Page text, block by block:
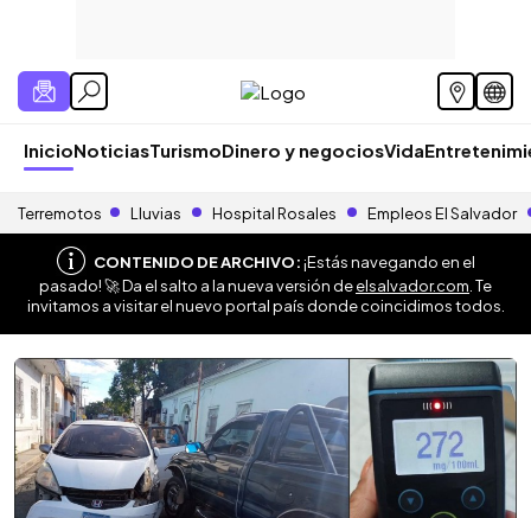
InicioNoticiasTurismoDinero y negociosVida
Terremotos Lluvias Hospital Rosales Empleos El Salvador
CONTENIDO DE ARCHIVO:¡Estás navegando en el
pasado! 🚀 Da el salto a la nueva versión deelsalvador.com . Te
invitamos a visitar el nuevo portal país donde coincidimos todos.